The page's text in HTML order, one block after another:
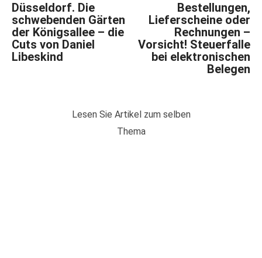
Düsseldorf. Die
schwebenden Gärten
der Königsallee – die
Cuts von Daniel
Libeskind
Bestellungen,
Lieferscheine oder
Rechnungen –
Vorsicht! Steuerfalle
bei elektronischen
Belegen
Lesen Sie Artikel zum selben
Thema